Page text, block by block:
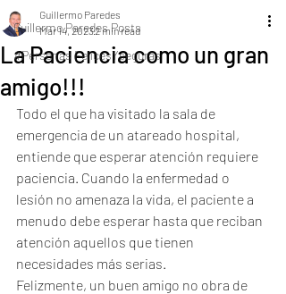
Guillermo Paredes Posts
#Personas FelicesYseguras
La Paciencia como un gran
amigo!!!
Guillermo Paredes
Mar 14, 20232 min read
Todo el que ha visitado la sala de
emergencia de un atareado hospital,
entiende que esperar atención requiere
paciencia. Cuando la enfermedad o
lesión no amenaza la vida, el paciente a
menudo debe esperar hasta que reciban
atención aquellos que tienen
necesidades más serias.
Felizmente, un buen amigo no obra de